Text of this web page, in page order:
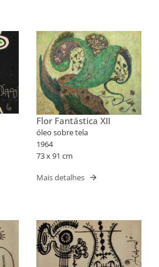
Flor Fantástica XII
óleo sobre tela
1964
73 x 91 cm
Mais detalhes